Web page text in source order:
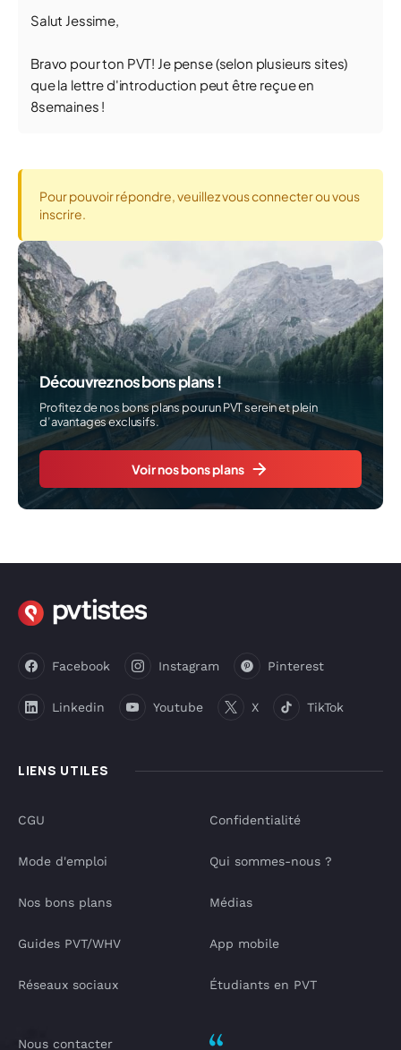
Salut Jessime,
Bravo pour ton PVT! Je pense (selon plusieurs sites)
que la lettre d'introduction peut être reçue en
8semaines !
Pour pouvoir répondre, veuillez vous connecter ou vous
inscrire.
Découvrez nos bons plans !
Profitez de nos bons plans pour un PVT serein et plein
d’avantages exclusifs.
Voir nos bons plans
LIENS UTILES
Facebook Instagram Pinterest
Linkedin Youtube X TikTok
CGU
Mode d'emploi
Nos bons plans
Guides PVT/WHV
Réseaux sociaux
Confidentialité
Qui sommes-nous ?
Médias
App mobile
Étudiants en PVT
Nous contacter